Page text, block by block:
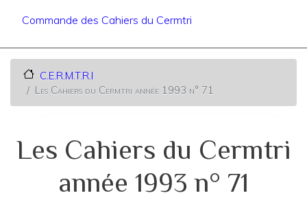
Commande des Cahiers du Cermtri
C.E.R.M.T.R.I
Les Cahiers du Cermtri année 1993 n° 71
Les Cahiers du Cermtri
année 1993 n° 71